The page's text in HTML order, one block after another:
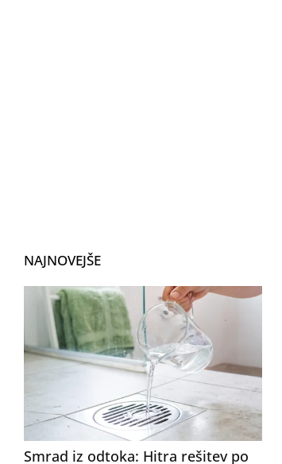
NAJNOVEJŠE
Smrad iz odtoka: Hitra rešitev po